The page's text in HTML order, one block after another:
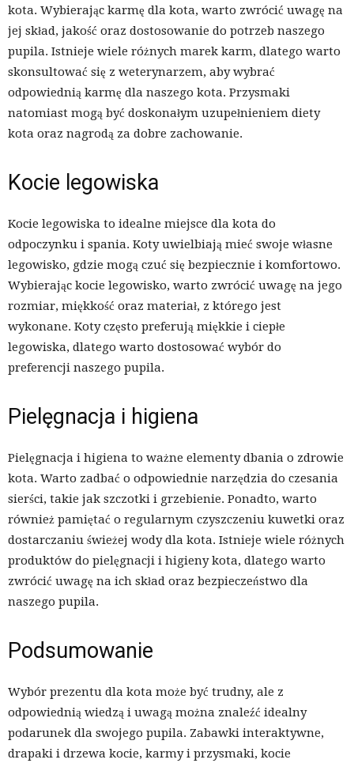
kota. Wybierając karmę dla kota, warto zwrócić uwagę na
jej skład, jakość oraz dostosowanie do potrzeb naszego
pupila. Istnieje wiele różnych marek karm, dlatego warto
skonsultować się z weterynarzem, aby wybrać
odpowiednią karmę dla naszego kota. Przysmaki
natomiast mogą być doskonałym uzupełnieniem diety
kota oraz nagrodą za dobre zachowanie.
Kocie legowiska
Kocie legowiska to idealne miejsce dla kota do
odpoczynku i spania. Koty uwielbiają mieć swoje własne
legowisko, gdzie mogą czuć się bezpiecznie i komfortowo.
Wybierając kocie legowisko, warto zwrócić uwagę na jego
rozmiar, miękkość oraz materiał, z którego jest
wykonane. Koty często preferują miękkie i ciepłe
legowiska, dlatego warto dostosować wybór do
preferencji naszego pupila.
Pielęgnacja i higiena
Pielęgnacja i higiena to ważne elementy dbania o zdrowie
kota. Warto zadbać o odpowiednie narzędzia do czesania
sierści, takie jak szczotki i grzebienie. Ponadto, warto
również pamiętać o regularnym czyszczeniu kuwetki oraz
dostarczaniu świeżej wody dla kota. Istnieje wiele różnych
produktów do pielęgnacji i higieny kota, dlatego warto
zwrócić uwagę na ich skład oraz bezpieczeństwo dla
naszego pupila.
Podsumowanie
Wybór prezentu dla kota może być trudny, ale z
odpowiednią wiedzą i uwagą można znaleźć idealny
podarunek dla swojego pupila. Zabawki interaktywne,
drapaki i drzewa kocie, karmy i przysmaki, kocie